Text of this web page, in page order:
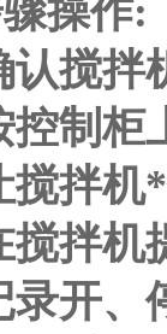
骤操作
认搅
控制柜
搅拌机
搅拌机
录开、